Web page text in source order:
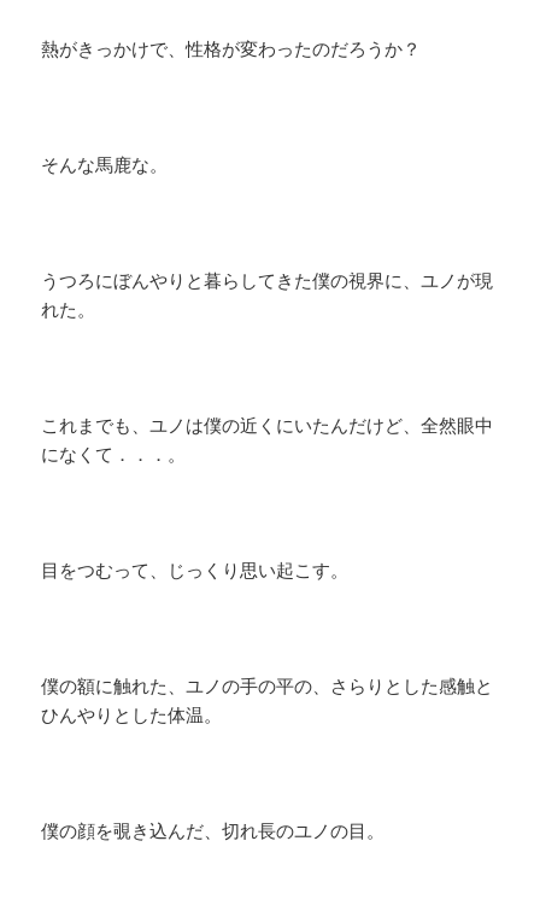
熱がきっかけで、性格が変わったのだろうか？
そんな馬鹿な。
うつろにぼんやりと暮らしてきた僕の視界に、ユノが現
れた。
これまでも、ユノは僕の近くにいたんだけど、全然眼中
になくて．．．。
​目をつむって、じっくり思い起こす。
僕の額に触れた、ユノの手の平の、さらりとした感触と
ひんやりとした体温。
僕の顔を覗き込んだ、切れ長のユノの目。